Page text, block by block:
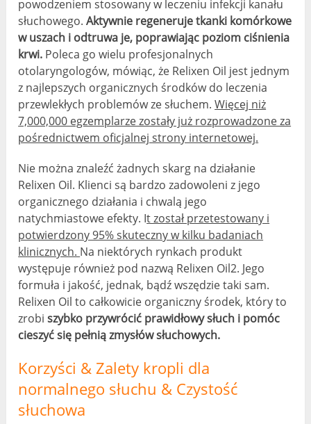
powodzeniem stosowany w leczeniu infekcji kanału
słuchowego.Aktywnie regeneruje tkanki komórkowe
w uszach i odtruwa je, poprawiając poziom ciśnienia
krwi. Poleca go wielu profesjonalnych
otolaryngologów, mówiąc, że Relixen Oil jest jednym
z najlepszych organicznych środków do leczenia
przewlekłych problemów ze słuchem.Więcej niż
7,000,000 egzemplarze zostały już rozprowadzone za
pośrednictwem oficjalnej strony internetowej.
Nie można znaleźć żadnych skarg na działanie
Relixen Oil. Klienci są bardzo zadowoleni z jego
organicznego działania i chwalą jego
natychmiastowe efekty. It został przetestowany i
potwierdzony 95% skuteczny w kilku badaniach
klinicznych. Na niektórych rynkach produkt
występuje również pod nazwą Relixen Oil2. Jego
formuła i jakość, jednak, bądź wszędzie taki sam.
Relixen Oil to całkowicie organiczny środek, który to
zrobiszybko przywrócić prawidłowy słuch i pomóc
cieszyć się pełnią zmysłów słuchowych.
Korzyści & Zalety kropli dla
normalnego słuchu & Czystość
słuchowa